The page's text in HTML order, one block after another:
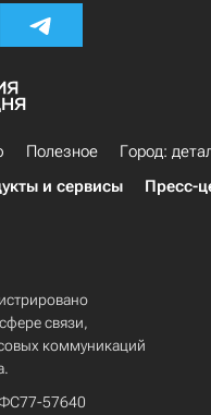
Полезное
Город:
и сервисы Пресс-
связи,
коммуникаций
57640